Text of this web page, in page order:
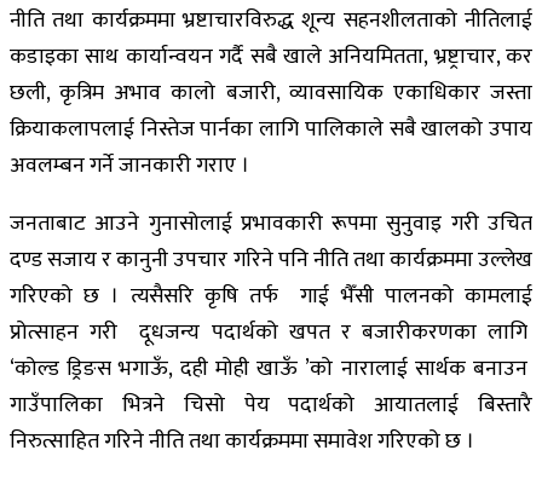
नीति तथा कार्यक्रममा भ्रष्टाचारविरुद्ध शून्य सहनशीलताको नीतिलाई
कडाइका साथ कार्यान्वयन गर्दै सबै खाले अनियमितता, भ्रष्ट्राचार, कर
छली, कृत्रिम अभाव कालो बजारी, व्यावसायिक एकाधिकार जस्ता
क्रियाकलापलाई निस्तेज पार्नका लागि पालिकाले सबै खालको उपाय
अवलम्बन गर्ने जानकारी गराए ।
जनताबाट आउने गुनासोलाई प्रभावकारी रूपमा सुनुवाइ गरी उचित
दण्ड सजाय र कानुनी उपचार गरिने पनि नीति तथा कार्यक्रममा उल्लेख
गरिएको छ । त्यसैसरि कृषि तर्फ गाई भैँसी पालनको कामलाई
प्रोत्साहन गरी दूधजन्य पदार्थको खपत र बजारीकरणका लागि
‘कोल्ड ड्रिङस भगाऊँ, दही मोही खाऊँ ’को नारालाई सार्थक बनाउन
गाउँपालिका भित्रने चिसो पेय पदार्थको आयातलाई बिस्तारै
निरुत्साहित गरिने नीति तथा कार्यक्रममा समावेश गरिएको छ ।